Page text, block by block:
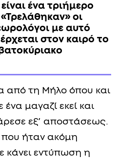
ένα τριήμερο
οι
με αυτό
στον καιρό το
από τη Μήλο όπου και
μαγαζί εκεί και
εξ’ αποστάσεως.
που ήταν ακόμη
κάνει εντύπωση η